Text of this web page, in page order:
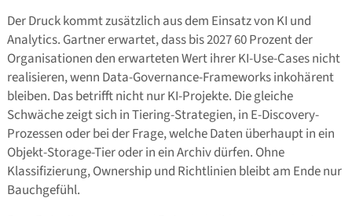
Der Druck kommt zusätzlich aus dem Einsatz von KI und
Analytics. Gartner erwartet, dass bis 2027 60 Prozent der
Organisationen den erwarteten Wert ihrer KI-Use-Cases nicht
realisieren, wenn Data-Governance-Frameworks inkohärent
bleiben. Das betrifft nicht nur KI-Projekte. Die gleiche
Schwäche zeigt sich in Tiering-Strategien, in E-Discovery-
Prozessen oder bei der Frage, welche Daten überhaupt in ein
Objekt-Storage-Tier oder in ein Archiv dürfen. Ohne
Klassifizierung, Ownership und Richtlinien bleibt am Ende nur
Bauchgefühl.